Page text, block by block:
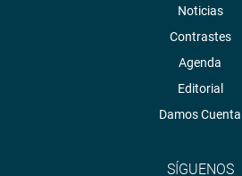
Noticias
Contrastes
Agenda
Editorial
Damos Cuenta
SÍGUENOS